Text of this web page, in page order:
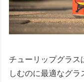
チューリップグラス
しむのに最適なグラ